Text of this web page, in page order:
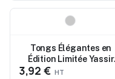
Tongs Élégantes en
Édition Limitée Yassir
personnalisable
3,92 €